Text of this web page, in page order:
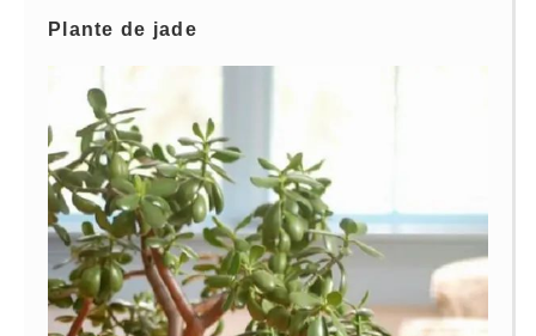
Plante de jade